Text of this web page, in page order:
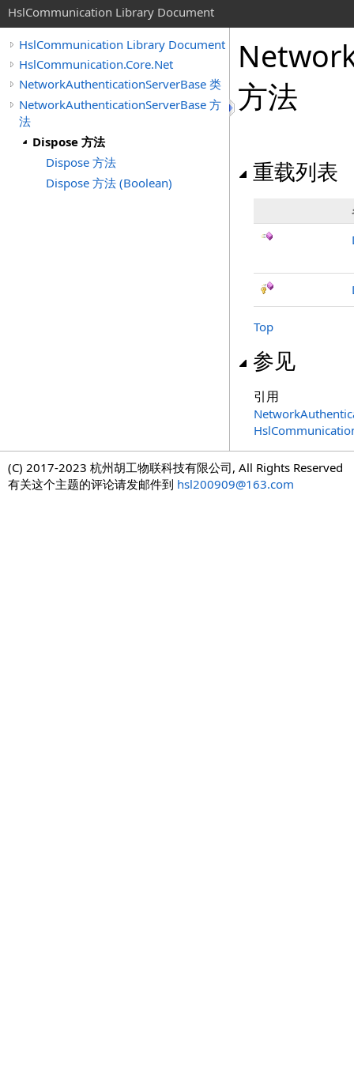
HslCommunication Library Document
HslCommunication Library Document
HslCommunication.Core.Net
NetworkAuthenticationServerBase 类
NetworkAuthenticationServerBase 方
法
Dispose 方法
Dispose 方法
Dispose 方法 (Boolean)
方法
重载列表
Top
参见
引用
(C) 2017-2023 杭州胡工物联科技有限公司, All Rights Reserved
有关这个主题的评论请发邮件到 hsl200909@163.com